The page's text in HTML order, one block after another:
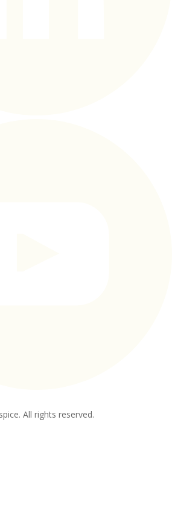
All rights reserved.